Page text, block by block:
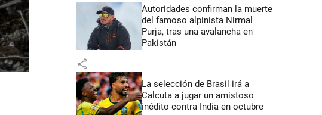
Autoridades confirman la muerte
del famoso alpinista Nirmal
Purja, tras una avalancha en
Pakistán
share
La selección de Brasil irá a
Calcuta a jugar un amistoso
inédito contra India en octubre